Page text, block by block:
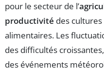
pour le secteur de l’
productivité des cultures
alimentaires. Les
des difficultés
des événements